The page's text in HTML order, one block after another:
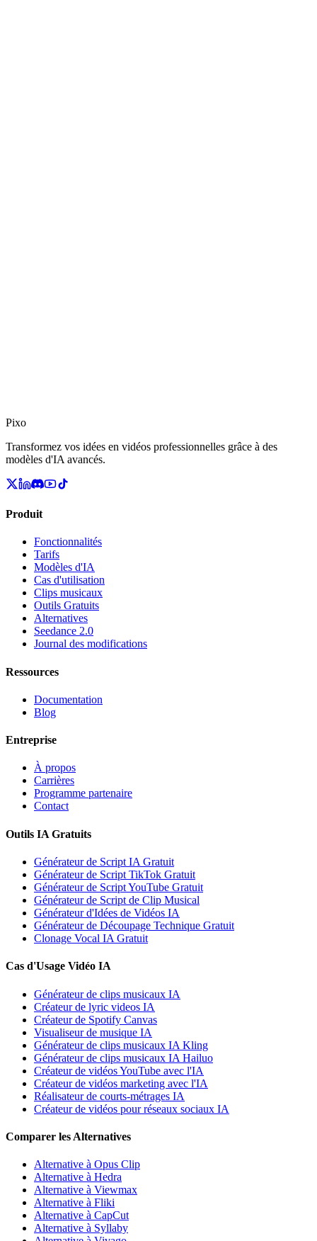
Pixo
Transformez vos idées en vidéos professionnelles grâce à des
modèles d'IA avancés.
Produit
Fonctionnalités
Tarifs
Modèles d'IA
Cas d'utilisation
Clips musicaux
Outils Gratuits
Alternatives
Seedance 2.0
Journal des modifications
Ressources
Documentation
Blog
Entreprise
À propos
Carrières
Programme partenaire
Contact
Outils IA Gratuits
Générateur de Script IA Gratuit
Générateur de Script TikTok Gratuit
Générateur de Script YouTube Gratuit
Générateur de Script de Clip Musical
Générateur d'Idées de Vidéos IA
Générateur de Découpage Technique Gratuit
Clonage Vocal IA Gratuit
Cas d'Usage Vidéo IA
Générateur de clips musicaux IA
Créateur de lyric videos IA
Créateur de Spotify Canvas
Visualiseur de musique IA
Générateur de clips musicaux IA Kling
Générateur de clips musicaux IA Hailuo
Créateur de vidéos YouTube avec l'IA
Créateur de vidéos marketing avec l'IA
Réalisateur de courts-métrages IA
Créateur de vidéos pour réseaux sociaux IA
Comparer les Alternatives
Alternative à Opus Clip
Alternative à Hedra
Alternative à Viewmax
Alternative à Fliki
Alternative à CapCut
Alternative à Syllaby